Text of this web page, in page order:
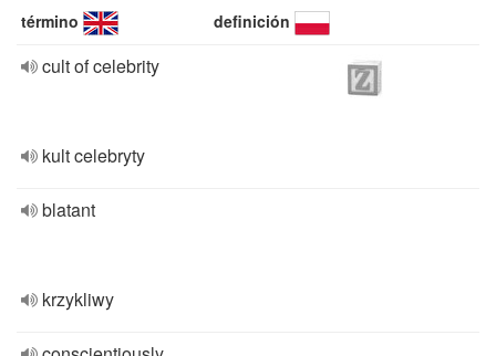
término definición
cult of celebrity
kult celebryty
blatant
krzykliwy